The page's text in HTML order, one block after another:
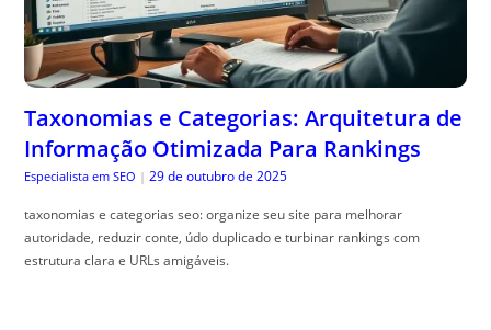
Taxonomias e Categorias: Arquitetura de
Informação Otimizada Para Rankings
Especialista em SEO | 29 de outubro de 2025
taxonomias e categorias seo: organize seu site para melhorar
autoridade, reduzir conte, údo duplicado e turbinar rankings com
estrutura clara e URLs amigáveis.